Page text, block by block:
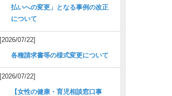
払いへの変更」となる事例の改正
について
[2026/07/22]
各種請求書等の様式変更について
[2026/07/22]
【女性の健康・育児相談窓口事